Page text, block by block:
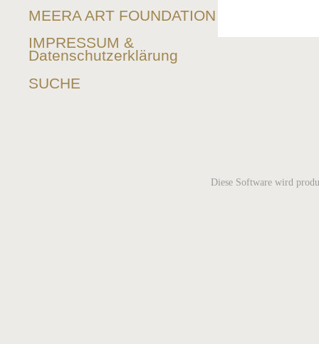
MEERA ART FOUNDATION
IMPRESSUM &
Datenschutzerklärung
SUCHE
Diese Software wird